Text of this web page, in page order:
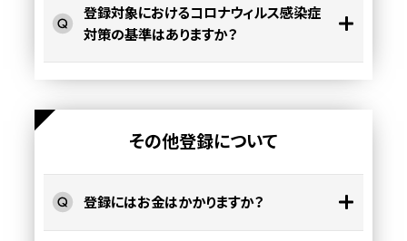
登録対象におけるコロナウィルス感染症
対策の基準はありますか？
その他登録について
登録にはお金はかかりますか？